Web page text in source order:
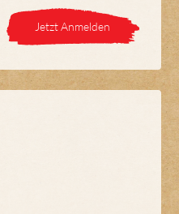
Jetzt Anmelden